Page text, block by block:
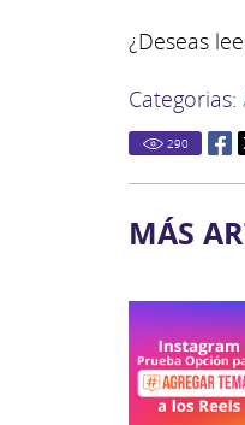
¿Deseas
Categorias:
290
MÁS